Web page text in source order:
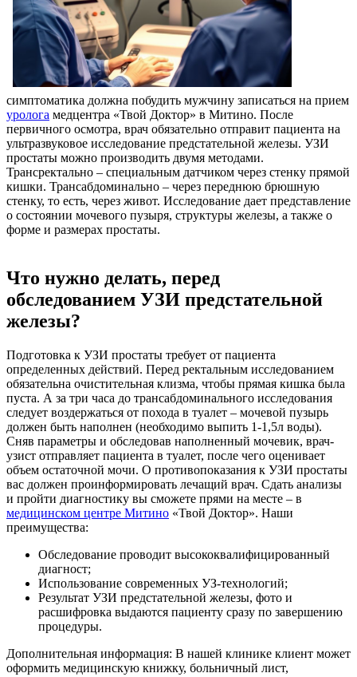
симптоматика должна побудить мужчину записаться на прием
уролога медцентра «Твой Доктор» в Митино. После
первичного осмотра, врач обязательно отправит пациента на
ультразвуковое исследование предстательной железы. УЗИ
простаты можно производить двумя методами.
Трансректально – специальным датчиком через стенку прямой
кишки. Трансабдоминально – через переднюю брюшную
стенку, то есть, через живот. Исследование дает представление
о состоянии мочевого пузыря, структуры железы, а также о
форме и размерах простаты.
Что нужно делать, перед
обследованием УЗИ предстательной
железы?
Подготовка к УЗИ простаты требует от пациента
определенных действий. Перед ректальным исследованием
обязательна очистительная клизма, чтобы прямая кишка была
пуста. А за три часа до трансабдоминального исследования
следует воздержаться от похода в туалет – мочевой пузырь
должен быть наполнен (необходимо выпить 1-1,5л воды).
Сняв параметры и обследовав наполненный мочевик, врач-
узист отправляет пациента в туалет, после чего оценивает
объем остаточной мочи. О противопоказания к УЗИ простаты
вас должен проинформировать лечащий врач. Сдать анализы
и пройти диагностику вы сможете прями на месте – в
медицинском центре Митино «Твой Доктор». Наши
преимущества:
Обследование проводит высококвалифицированный
диагност;
Использование современных УЗ-технологий;
Результат УЗИ предстательной железы, фото и
расшифровка выдаются пациенту сразу по завершению
процедуры.
Дополнительная информация: В нашей клинике клиент может
оформить медицинскую книжку, больничный лист,